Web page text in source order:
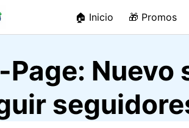
🏠 Inicio 🎁 Promos
Nuevo